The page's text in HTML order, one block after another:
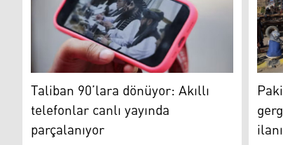
Taliban 90’lara dönüyor: Akıllı telefonlar canlı
Taliban 90’lara dönüyor: Akıllı
telefonlar canlı yayında
parçalanıyor ilanı